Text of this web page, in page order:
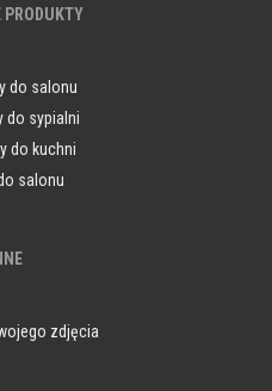
PRODUKTY
do salonu
do sypialni
do kuchni
salonu
zdjęcia